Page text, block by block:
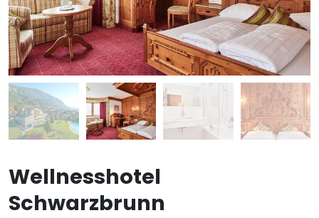
Wellnesshotel
Schwarzbrunn